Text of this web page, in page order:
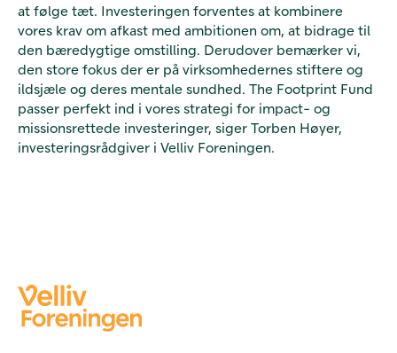
at følge tæt. Investeringen forventes at kombinere
vores krav om afkast med ambitionen om, at bidrage til
den bæredygtige omstilling. Derudover bemærker vi,
den store fokus der er på virksomhedernes stiftere og
ildsjæle og deres mentale sundhed. The Footprint Fund
passer perfekt ind i vores strategi for impact- og
missionsrettede investeringer, siger Torben Høyer,
investeringsrådgiver i Velliv Foreningen.